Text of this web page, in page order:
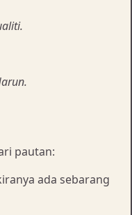
pautan:
ada sebarang